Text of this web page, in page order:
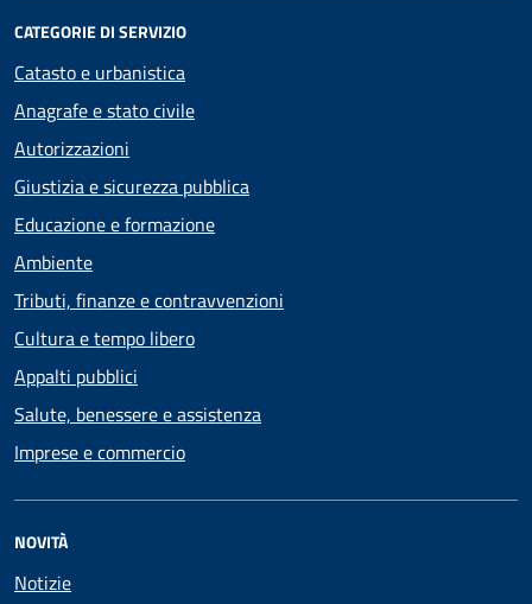
CATEGORIE DI SERVIZIO
Catasto e urbanistica
Anagrafe e stato civile
Autorizzazioni
Giustizia e sicurezza pubblica
Educazione e formazione
Ambiente
Tributi, finanze e contravvenzioni
Cultura e tempo libero
Appalti pubblici
Salute, benessere e assistenza
Imprese e commercio
NOVITÀ
Notizie